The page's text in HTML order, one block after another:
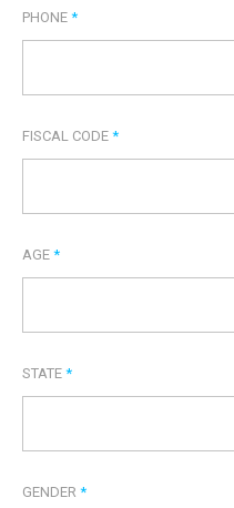
PHONE *
FISCAL CODE *
AGE *
STATE *
GENDER *